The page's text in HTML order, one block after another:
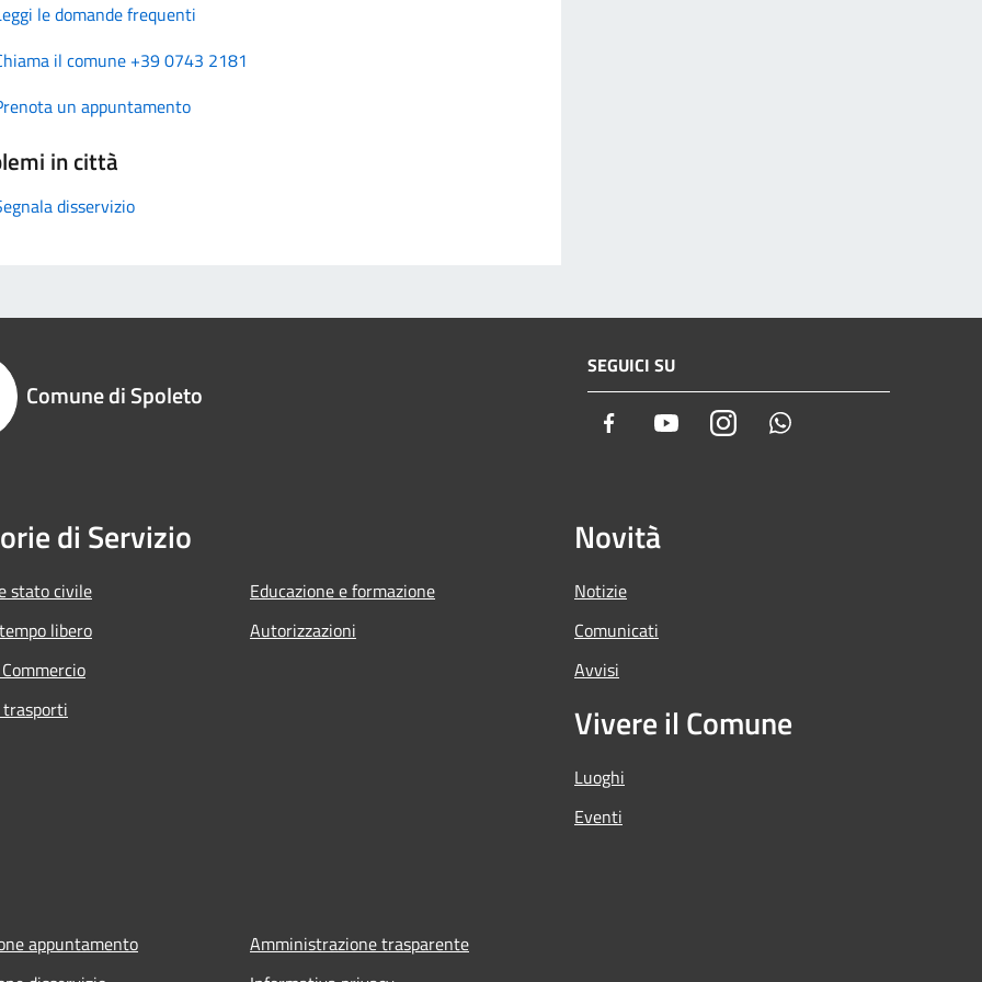
le domande frequenti
il comune +39 0743 2181
un appuntamento
in città
disservizio
Comune di Spoleto
SEGUICI SU
Facebook YoutubeInstagram
di Servizio
stato civile
libero
Educazione e formazione
Autorizzazioni
Novità
Notizie
Comunicati
Avvisi
Vivere il Comune
Luoghi
Eventi
appuntamento
Amministrazione trasparente